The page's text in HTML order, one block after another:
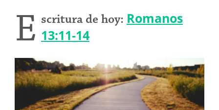
E scritura de hoy: Romanos
13:11-14